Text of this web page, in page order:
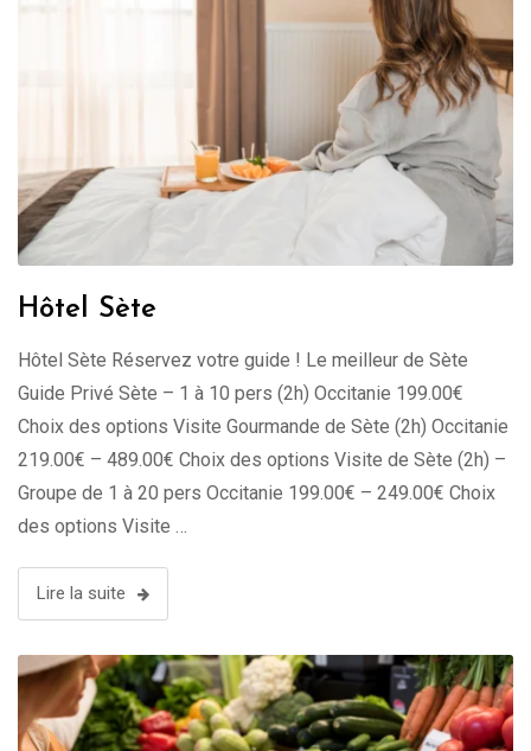
Hôtel Sète
Hôtel Sète Réservez votre guide ! Le meilleur de Sète
Guide Privé Sète – 1 à 10 pers (2h) Occitanie 199.00€
Choix des options Visite Gourmande de Sète (2h) Occitanie
219.00€ – 489.00€ Choix des options Visite de Sète (2h) –
Groupe de 1 à 20 pers Occitanie 199.00€ – 249.00€ Choix
des options Visite …
Lire la suite